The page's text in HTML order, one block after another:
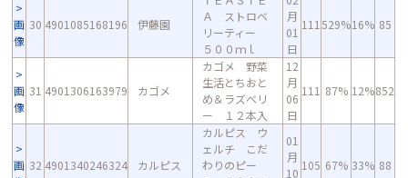
画
像
30 4901085168196 伊藤園
Ａ ストロベ
リーティー
５００ｍｌ
月
01
日
111 529%16% 85
画
像
31 4901306163979 カゴメ
カゴメ 野菜
生活とちおと
め＆ラズベリ
ー １２本入
12
月
06
日
111 87% 12%852
画 32 4901340246324 カルピス
カルピス ウ
ェルチ こだ
わりのピー
01
月
10
105 67% 33% 88